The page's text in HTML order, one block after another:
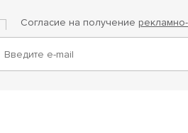
Согласие на получение